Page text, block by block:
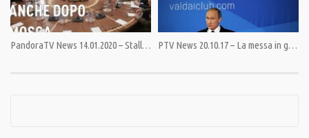
Dona oggi, domani sarai più libero: https://pandoratv.it/?page_id=4602
Il tuo migliore investimento è la conoscenza
PandoraTV News 14.01.2020 – Stallo libico anche dopo Mosca PTV News 20.10.17 – La messa in guardia di Putin